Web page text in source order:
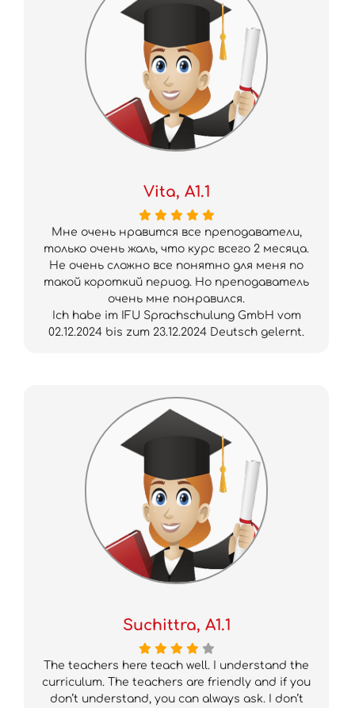
Vita, A1.1
Мне очень нравится все преподаватели,
только очень жаль, что курс всего 2 месяца.
Не очень сложно все понятно для меня по
такой короткий период. Но преподаватель
очень мне понравился.
Ich habe im IFU Sprachschulung GmbH vom
02.12.2024 bis zum 23.12.2024 Deutsch gelernt.
Suchittra, A1.1
The teachers here teach well. I understand the
curriculum. The teachers are friendly and if you
don’t understand, you can always ask. I don’t